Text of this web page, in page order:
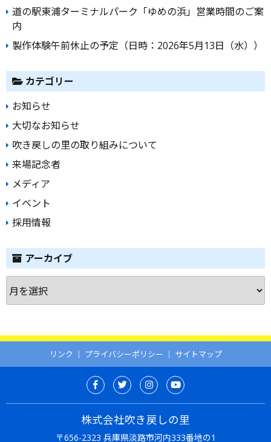
道の駅東浦ターミナルパーク「ゆめの浜」営業時間のご案
内
製作体験午前休止の予定（日時：2026年5月13日（水））
カテゴリー
お知らせ
大切なお知らせ
吹き戻しの里の取り組みについて
来場記念者
メディア
イベント
採用情報
アーカイブ
ー
ブ
リンク ｜ プライバシーポリシー ｜ サイトマップ
株式会社吹き戻しの里
〒656-2323 兵庫県淡路市河内333番地の1